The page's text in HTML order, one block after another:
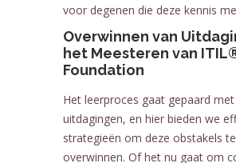
voor degenen die deze kennis
Overwinnen van
het Meesteren van
Foundation
Het leerproces gaat gepaard met
uitdagingen, en hier bieden we
strategieën om deze obstakels te
overwinnen. Of het nu gaat om